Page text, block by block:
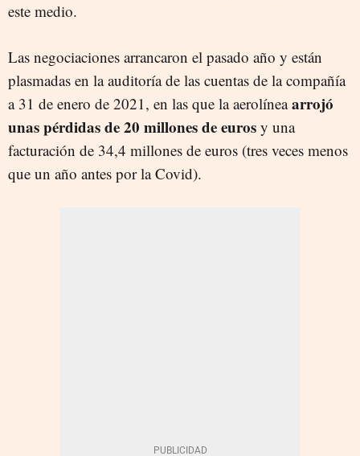
este medio.
Las negociaciones arrancaron el pasado año y están
plasmadas en la auditoría de las cuentas de la compañía
a 31 de enero de 2021, en las que la aerolíneaarrojó
unas pérdidas de 20 millones de euros y una
facturación de 34,4 millones de euros (tres veces menos
que un año antes por la Covid).